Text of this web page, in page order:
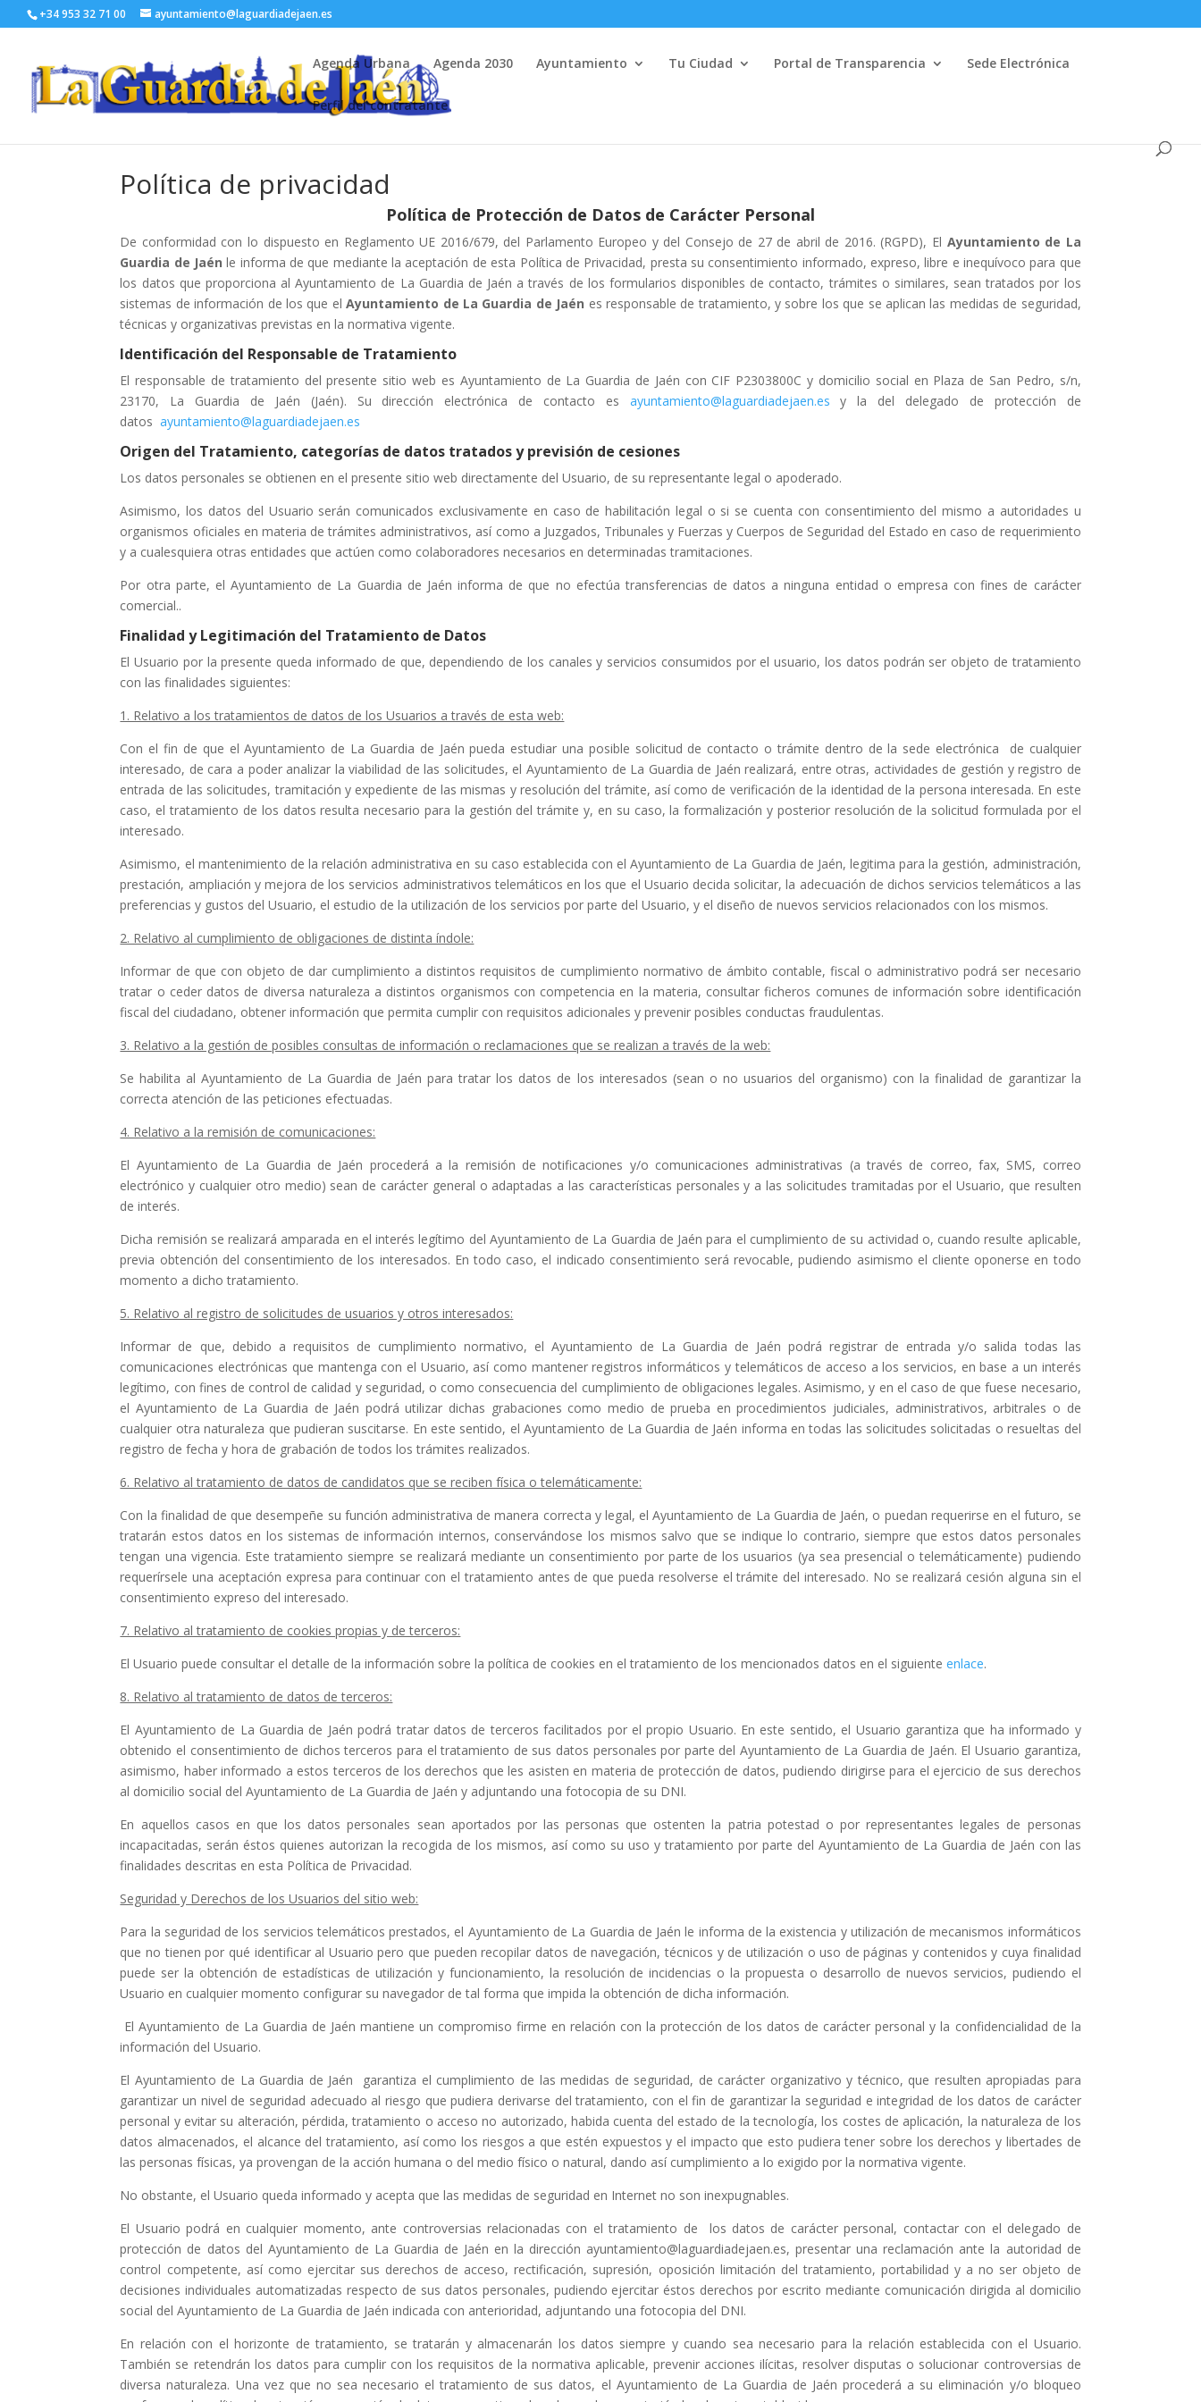
+34 953 32 71 00 ayuntamiento@laguardiadejaen.es
Agenda Urbana Agenda 2030 Ayuntamiento Tu Ciudad Portal de Transparencia Sede Electrónica
Perfil del contratante
Política de privacidad
Política de Protección de Datos de Carácter Personal
De conformidad con lo dispuesto en Reglamento UE 2016/679, del Parlamento Europeo y del Consejo de 27 de abril de 2016. (RGPD), El Ayuntamiento de La
Guardia de Jaén le informa de que mediante la aceptación de esta Política de Privacidad, presta su consentimiento informado, expreso, libre e inequívoco para que
los datos que proporciona al Ayuntamiento de La Guardia de Jaén a través de los formularios disponibles de contacto, trámites o similares, sean tratados por los
sistemas de información de los que el Ayuntamiento de La Guardia de Jaén es responsable de tratamiento, y sobre los que se aplican las medidas de seguridad,
técnicas y organizativas previstas en la normativa vigente.
Identificación del Responsable de Tratamiento
El responsable de tratamiento del presente sitio web es Ayuntamiento de La Guardia de Jaén con CIF P2303800C y domicilio social en Plaza de San Pedro, s/n,
23170, La Guardia de Jaén (Jaén). Su dirección electrónica de contacto es ayuntamiento@laguardiadejaen.es y la del delegado de protección de
datosayuntamiento@laguardiadejaen.es
Origen del Tratamiento, categorías de datos tratados y previsión de cesiones
Los datos personales se obtienen en el presente sitio web directamente del Usuario, de su representante legal o apoderado.
Asimismo, los datos del Usuario serán comunicados exclusivamente en caso de habilitación legal o si se cuenta con consentimiento del mismo a autoridades u
organismos oficiales en materia de trámites administrativos, así como a Juzgados, Tribunales y Fuerzas y Cuerpos de Seguridad del Estado en caso de requerimiento
y a cualesquiera otras entidades que actúen como colaboradores necesarios en determinadas tramitaciones.
Por otra parte, el Ayuntamiento de La Guardia de Jaén informa de que no efectúa transferencias de datos a ninguna entidad o empresa con fines de carácter
comercial..
Finalidad y Legitimación del Tratamiento de Datos
El Usuario por la presente queda informado de que, dependiendo de los canales y servicios consumidos por el usuario, los datos podrán ser objeto de tratamiento
con las finalidades siguientes:
1. Relativo a los tratamientos de datos de los Usuarios a través de esta web:
Con el fin de que el Ayuntamiento de La Guardia de Jaén pueda estudiar una posible solicitud de contacto o trámite dentro de la sede electrónica de cualquier
interesado, de cara a poder analizar la viabilidad de las solicitudes, el Ayuntamiento de La Guardia de Jaén realizará, entre otras, actividades de gestión y registro de
entrada de las solicitudes, tramitación y expediente de las mismas y resolución del trámite, así como de verificación de la identidad de la persona interesada. En este
caso, el tratamiento de los datos resulta necesario para la gestión del trámite y, en su caso, la formalización y posterior resolución de la solicitud formulada por el
interesado.
Asimismo, el mantenimiento de la relación administrativa en su caso establecida con el Ayuntamiento de La Guardia de Jaén, legitima para la gestión, administración,
prestación, ampliación y mejora de los servicios administrativos telemáticos en los que el Usuario decida solicitar, la adecuación de dichos servicios telemáticos a las
preferencias y gustos del Usuario, el estudio de la utilización de los servicios por parte del Usuario, y el diseño de nuevos servicios relacionados con los mismos.
2. Relativo al cumplimiento de obligaciones de distinta índole:
Informar de que con objeto de dar cumplimiento a distintos requisitos de cumplimiento normativo de ámbito contable, fiscal o administrativo podrá ser necesario
tratar o ceder datos de diversa naturaleza a distintos organismos con competencia en la materia, consultar ficheros comunes de información sobre identificación
fiscal del ciudadano, obtener información que permita cumplir con requisitos adicionales y prevenir posibles conductas fraudulentas.
3. Relativo a la gestión de posibles consultas de información o reclamaciones que se realizan a través de la web:
Se habilita al Ayuntamiento de La Guardia de Jaén para tratar los datos de los interesados (sean o no usuarios del organismo) con la finalidad de garantizar la
correcta atención de las peticiones efectuadas.
4. Relativo a la remisión de comunicaciones:
El Ayuntamiento de La Guardia de Jaén procederá a la remisión de notificaciones y/o comunicaciones administrativas (a través de correo, fax, SMS, correo
electrónico y cualquier otro medio) sean de carácter general o adaptadas a las características personales y a las solicitudes tramitadas por el Usuario, que resulten
de interés.
Dicha remisión se realizará amparada en el interés legítimo del Ayuntamiento de La Guardia de Jaén para el cumplimiento de su actividad o, cuando resulte aplicable,
previa obtención del consentimiento de los interesados. En todo caso, el indicado consentimiento será revocable, pudiendo asimismo el cliente oponerse en todo
momento a dicho tratamiento.
5. Relativo al registro de solicitudes de usuarios y otros interesados:
Informar de que, debido a requisitos de cumplimiento normativo, el Ayuntamiento de La Guardia de Jaén podrá registrar de entrada y/o salida todas las
comunicaciones electrónicas que mantenga con el Usuario, así como mantener registros informáticos y telemáticos de acceso a los servicios, en base a un interés
legítimo, con fines de control de calidad y seguridad, o como consecuencia del cumplimiento de obligaciones legales. Asimismo, y en el caso de que fuese necesario,
el Ayuntamiento de La Guardia de Jaén podrá utilizar dichas grabaciones como medio de prueba en procedimientos judiciales, administrativos, arbitrales o de
cualquier otra naturaleza que pudieran suscitarse. En este sentido, el Ayuntamiento de La Guardia de Jaén informa en todas las solicitudes solicitadas o resueltas del
registro de fecha y hora de grabación de todos los trámites realizados.
6. Relativo al tratamiento de datos de candidatos que se reciben física o telemáticamente:
Con la finalidad de que desempeñe su función administrativa de manera correcta y legal, el Ayuntamiento de La Guardia de Jaén, o puedan requerirse en el futuro, se
tratarán estos datos en los sistemas de información internos, conservándose los mismos salvo que se indique lo contrario, siempre que estos datos personales
tengan una vigencia. Este tratamiento siempre se realizará mediante un consentimiento por parte de los usuarios (ya sea presencial o telemáticamente) pudiendo
requerírsele una aceptación expresa para continuar con el tratamiento antes de que pueda resolverse el trámite del interesado. No se realizará cesión alguna sin el
consentimiento expreso del interesado.
7. Relativo al tratamiento de cookies propias y de terceros:
El Usuario puede consultar el detalle de la información sobre la política de cookies en el tratamiento de los mencionados datos en el siguienteenlace.
8. Relativo al tratamiento de datos de terceros:
El Ayuntamiento de La Guardia de Jaén podrá tratar datos de terceros facilitados por el propio Usuario. En este sentido, el Usuario garantiza que ha informado y
obtenido el consentimiento de dichos terceros para el tratamiento de sus datos personales por parte del Ayuntamiento de La Guardia de Jaén. El Usuario garantiza,
asimismo, haber informado a estos terceros de los derechos que les asisten en materia de protección de datos, pudiendo dirigirse para el ejercicio de sus derechos
al domicilio social del Ayuntamiento de La Guardia de Jaén y adjuntando una fotocopia de su DNI.
En aquellos casos en que los datos personales sean aportados por las personas que ostenten la patria potestad o por representantes legales de personas
incapacitadas, serán éstos quienes autorizan la recogida de los mismos, así como su uso y tratamiento por parte del Ayuntamiento de La Guardia de Jaén con las
finalidades descritas en esta Política de Privacidad.
Seguridad y Derechos de los Usuarios del sitio web:
Para la seguridad de los servicios telemáticos prestados, el Ayuntamiento de La Guardia de Jaén le informa de la existencia y utilización de mecanismos informáticos
que no tienen por qué identificar al Usuario pero que pueden recopilar datos de navegación, técnicos y de utilización o uso de páginas y contenidos y cuya finalidad
puede ser la obtención de estadísticas de utilización y funcionamiento, la resolución de incidencias o la propuesta o desarrollo de nuevos servicios, pudiendo el
Usuario en cualquier momento configurar su navegador de tal forma que impida la obtención de dicha información.
El Ayuntamiento de La Guardia de Jaén mantiene un compromiso firme en relación con la protección de los datos de carácter personal y la confidencialidad de la
información del Usuario.
El Ayuntamiento de La Guardia de Jaén garantiza el cumplimiento de las medidas de seguridad, de carácter organizativo y técnico, que resulten apropiadas para
garantizar un nivel de seguridad adecuado al riesgo que pudiera derivarse del tratamiento, con el fin de garantizar la seguridad e integridad de los datos de carácter
personal y evitar su alteración, pérdida, tratamiento o acceso no autorizado, habida cuenta del estado de la tecnología, los costes de aplicación, la naturaleza de los
datos almacenados, el alcance del tratamiento, así como los riesgos a que estén expuestos y el impacto que esto pudiera tener sobre los derechos y libertades de
las personas físicas, ya provengan de la acción humana o del medio físico o natural, dando así cumplimiento a lo exigido por la normativa vigente.
No obstante, el Usuario queda informado y acepta que las medidas de seguridad en Internet no son inexpugnables.
El Usuario podrá en cualquier momento, ante controversias relacionadas con el tratamiento de los datos de carácter personal, contactar con el delegado de
protección de datos del Ayuntamiento de La Guardia de Jaén en la dirección ayuntamiento@laguardiadejaen.es, presentar una reclamación ante la autoridad de
control competente, así como ejercitar sus derechos de acceso, rectificación, supresión, oposición limitación del tratamiento, portabilidad y a no ser objeto de
decisiones individuales automatizadas respecto de sus datos personales, pudiendo ejercitar éstos derechos por escrito mediante comunicación dirigida al domicilio
social del Ayuntamiento de La Guardia de Jaén indicada con anterioridad, adjuntando una fotocopia del DNI.
En relación con el horizonte de tratamiento, se tratarán y almacenarán los datos siempre y cuando sea necesario para la relación establecida con el Usuario.
También se retendrán los datos para cumplir con los requisitos de la normativa aplicable, prevenir acciones ilícitas, resolver disputas o solucionar controversias de
diversa naturaleza. Una vez que no sea necesario el tratamiento de sus datos, el Ayuntamiento de La Guardia de Jaén procederá a su eliminación y/o bloqueo